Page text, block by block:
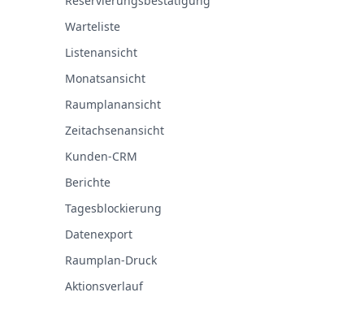
Warteliste
Listenansicht
Monatsansicht
Raumplanansicht
Zeitachsenansicht
Kunden-CRM
Berichte
Tagesblockierung
Datenexport
Raumplan-Druck
Aktionsverlauf